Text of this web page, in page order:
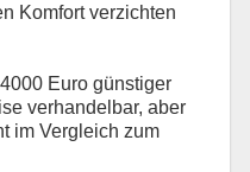
Komfort verzichten
Euro günstiger
verhandelbar, aber
im Vergleich zum